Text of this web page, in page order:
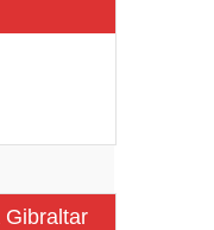
Gibraltar